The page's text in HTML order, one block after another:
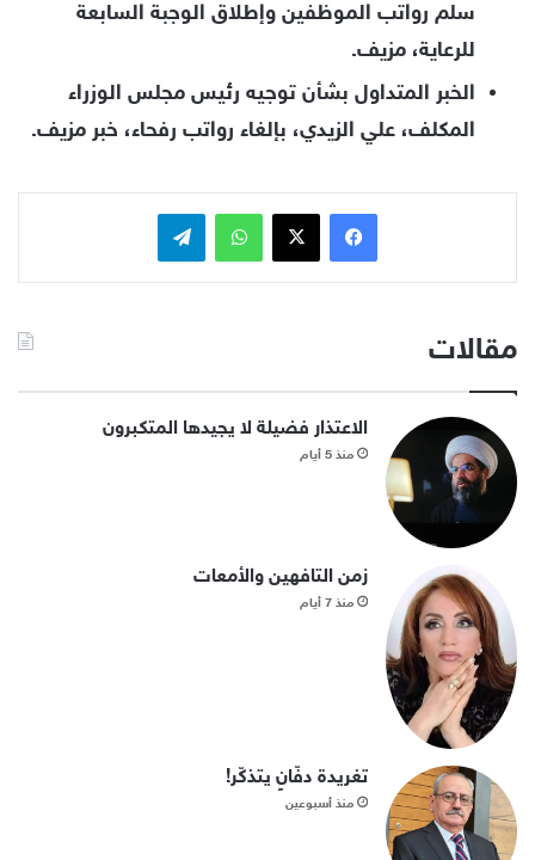
سلم رواتب الموظفين وإطلاق الوجبة السابعة
للرعاية، مزيف.
الخبر المتداول بشأن توجيه رئيس مجلس الوزراء
المكلف، علي الزيدي، بإلغاء رواتب رفحاء، خبر مزيف.
فيسبوكx واتساب تيلقرام
مقالات
الاعتذار فضيلة لا يجيدها المتكبرون
منذ 5 أيام
زمن التافهين والأمعات
منذ 7 أيام
تغريدة دفّانٍ يتذكّر!
منذ أسبوعين